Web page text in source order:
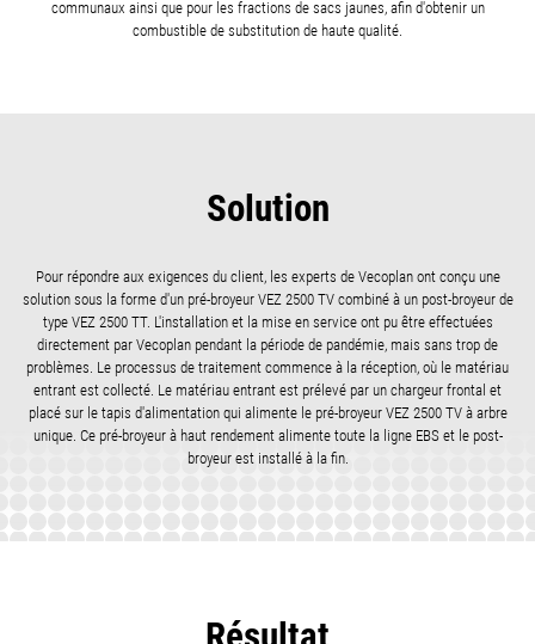
communaux ainsi que pour les fractions de sacs jaunes, afin d'obtenir un
combustible de substitution de haute qualité.
Solution
Pour répondre aux exigences du client, les experts de Vecoplan ont conçu une
solution sous la forme d'un pré-broyeur VEZ 2500 TV combiné à un post-broyeur de
type VEZ 2500 TT. L'installation et la mise en service ont pu être effectuées
directement par Vecoplan pendant la période de pandémie, mais sans trop de
problèmes. Le processus de traitement commence à la réception, où le matériau
entrant est collecté. Le matériau entrant est prélevé par un chargeur frontal et
placé sur le tapis d'alimentation qui alimente le pré-broyeur VEZ 2500 TV à arbre
unique. Ce pré-broyeur à haut rendement alimente toute la ligne EBS et le post-
broyeur est installé à la fin.